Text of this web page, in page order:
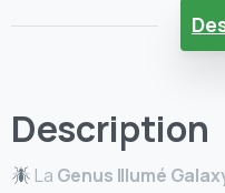
Description
La Genus Illumé